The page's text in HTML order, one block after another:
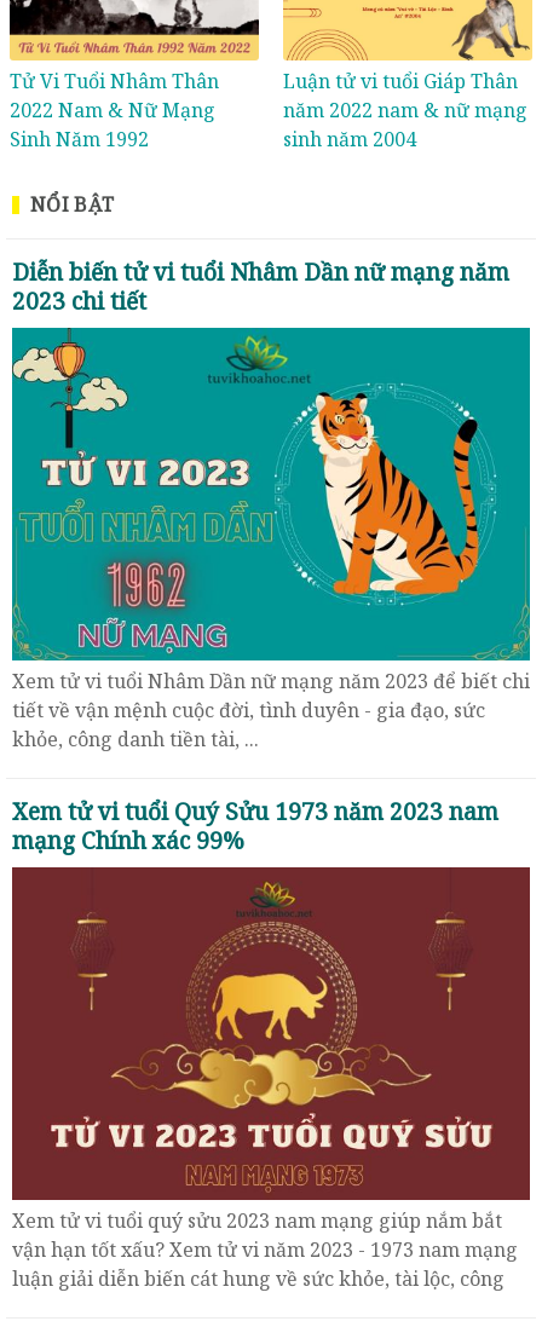
Tử Vi Tuổi Nhâm Thân
2022 Nam & Nữ Mạng
Sinh Năm 1992
Luận tử vi tuổi Giáp Thân
năm 2022 nam & nữ mạng
sinh năm 2004
NỔI BẬT
Diễn biến tử vi tuổi Nhâm Dần nữ mạng năm
2023 chi tiết
Xem tử vi tuổi Nhâm Dần nữ mạng năm 2023 để biết chi
tiết về vận mệnh cuộc đời, tình duyên - gia đạo, sức
khỏe, công danh tiền tài, ...
Xem tử vi tuổi Quý Sửu 1973 năm 2023 nam
mạng Chính xác 99%
Xem tử vi tuổi quý sửu 2023 nam mạng giúp nắm bắt
vận hạn tốt xấu? Xem tử vi năm 2023 - 1973 nam mạng
luận giải diễn biến cát hung về sức khỏe, tài lộc, công